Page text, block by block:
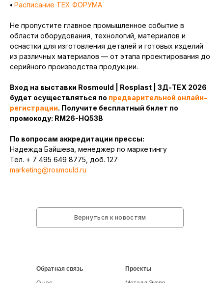
• Расписание ТЕХ ФОРУМА
Не пропустите главное промышленное событие в
области оборудования, технологий, материалов и
оснастки для изготовления деталей и готовых изделий
из различных материалов — от этапа проектирования до
серийного производства продукции.
Вход на выставки Rosmould | Rosplast | 3Д-ТЕХ 2026
будет осуществляться по предварительной онлайн-
регистрации. Получите бесплатный билет по
промокоду: RM26-HQ53B
По вопросам аккредитации прессы:
Надежда Байшева, менеджер по маркетингу
Тел. + 7 495 649 8775, доб. 127
marketing@rosmould.ru
Вернуться к новостям
Обратная связь Проекты